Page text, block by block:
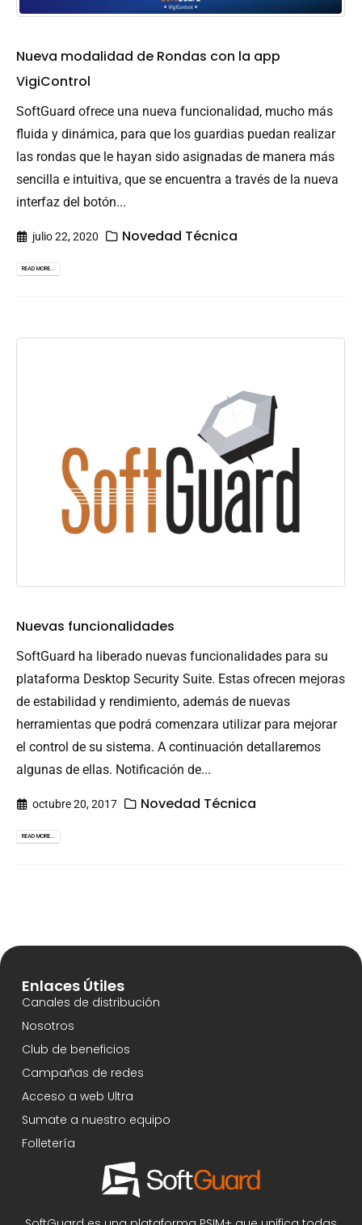
Nueva modalidad de Rondas con la app
VigiControl
SoftGuard ofrece una nueva funcionalidad, mucho más
fluida y dinámica, para que los guardias puedan realizar
las rondas que le hayan sido asignadas de manera más
sencilla e intuitiva, que se encuentra a través de la nueva
interfaz del botón...
julio 22, 2020 Novedad Técnica
READ MORE...
Nuevas funcionalidades
SoftGuard ha liberado nuevas funcionalidades para su
plataforma Desktop Security Suite. Estas ofrecen mejoras
de estabilidad y rendimiento, además de nuevas
herramientas que podrá comenzara utilizar para mejorar
el control de su sistema. A continuación detallaremos
algunas de ellas. Notificación de...
octubre 20, 2017 Novedad Técnica
READ MORE...
Enlaces Útiles
Canales de distribución
Nosotros
Club de beneficios
Campañas de redes
Acceso a web Ultra
Sumate a nuestro equipo
Folletería